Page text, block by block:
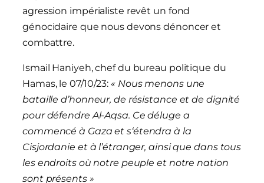
agression impérialiste revêt un fond
génocidaire que nous devons dénoncer et
combattre.
Ismail Haniyeh, chef du bureau politique du
Hamas, le 07/10/23: « Nous menons une
bataille d’honneur, de résistance et de dignité
pour défendre Al-Aqsa. Ce déluge a
commencé à Gaza et s‘étendra à la
Cisjordanie et à l’étranger, ainsi que dans tous
les endroits où notre peuple et notre nation
sont présents »